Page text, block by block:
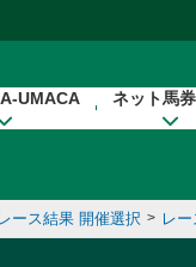
UMACA ネット馬
レース結果 開催選択 > レ